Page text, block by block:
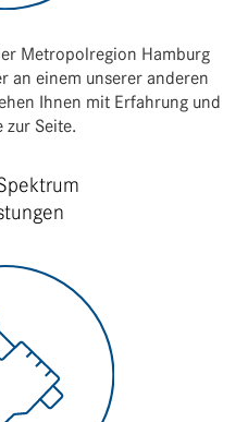
Metro­pol­re­gion Hamburg
an einem unserer anderen
Ihnen mit Erfah­rung und
zur Seite.